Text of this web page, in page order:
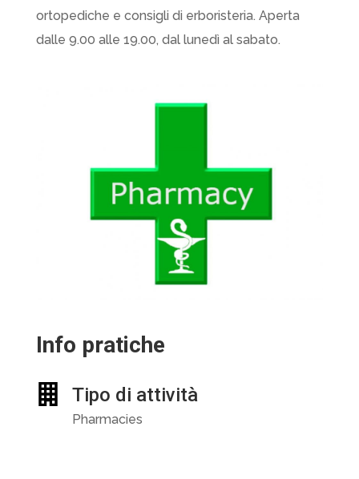
ortopediche e consigli di erboristeria. Aperta
dalle 9.00 alle 19.00, dal lunedì al sabato.
Info pratiche
Tipo di attività
Pharmacies